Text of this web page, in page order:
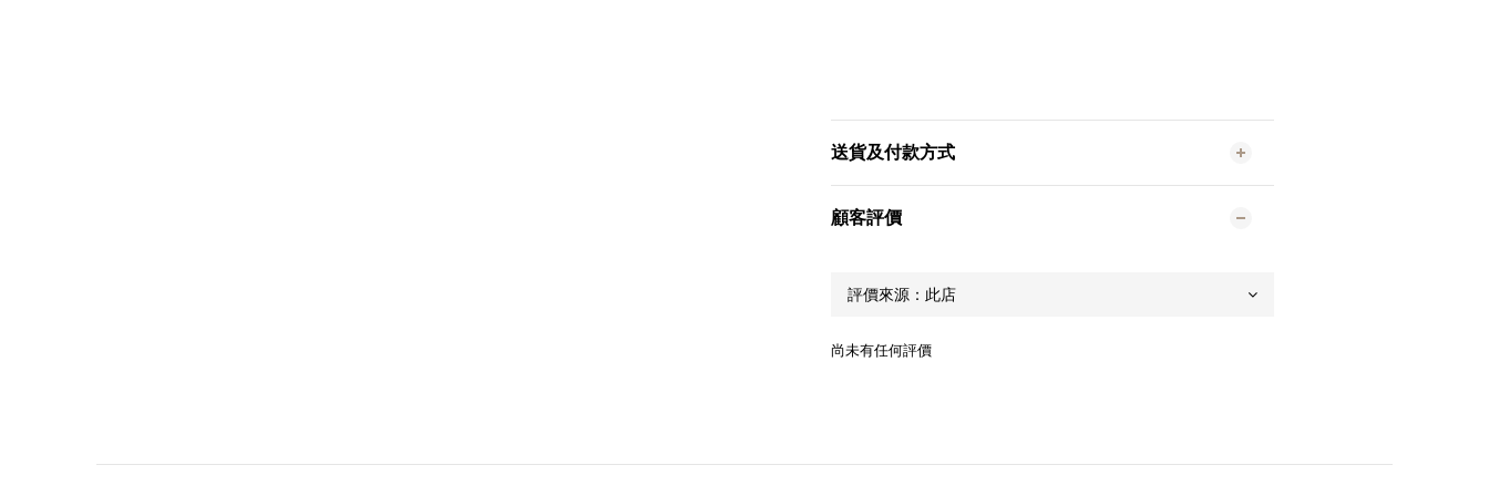
送貨及付款方式
顧客評價
尚未有任何評價